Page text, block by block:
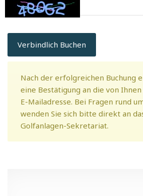
Verbindlich Buchen
Nach der erfolgreichen Buchung
eine Bestätigung an die von
E-Mailadresse. Bei Fragen rund
wenden Sie sich bitte direkt an
Golfanlagen-Sekretariat.